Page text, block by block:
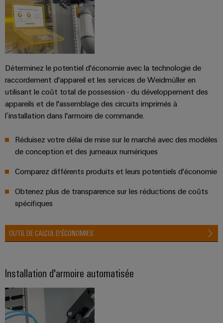
Déterminez le potentiel d'économie avec la technologie de
raccordement d'appareil et les services de Weidmüller en
utilisant le coût total de possession - du développement des
appareils et de l'assemblage des circuits imprimés à
l’installation dans l'armoire de commande.
Réduisez votre délai de mise sur le marché avec des modèles
de conception et des jumeaux numériques
Comparez différents produits et leurs potentiels d'économie
Obtenez plus de transparence sur les réductions de coûts
spécifiques
OUTIL DE CALCUL D'ÉCONOMIES
Installation d'armoire automatisée